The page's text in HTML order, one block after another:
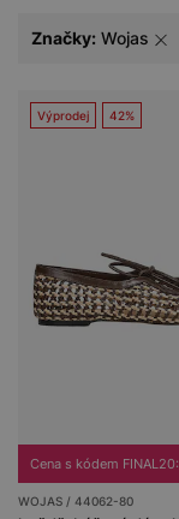
Značky: Wojas
Výprodej 42%
Cena s kódem FINAL20:
WOJAS / 44062-80